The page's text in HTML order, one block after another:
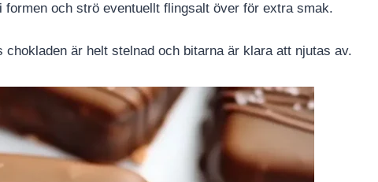
formen och strö eventuellt flingsalt över för extra smak.
är helt stelnad och bitarna är klara att njutas av.